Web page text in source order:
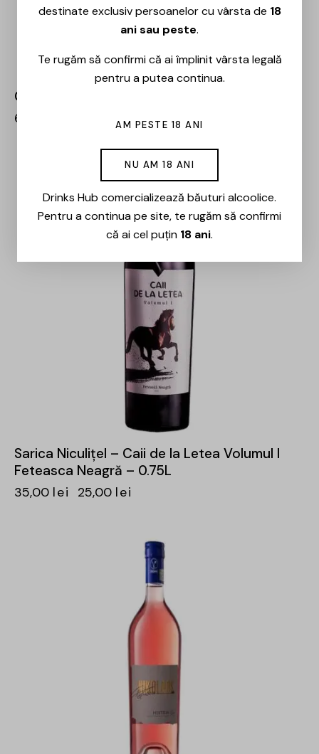
Crama Histria – Negru de Histria – 0.75L
61,00
Sarica Niculițel – Caii de la Letea Volumul I
Feteasca Neagră – 0.75L
35,00 lei 25,00 lei
destinate exclusiv persoanelor cu vârsta de 18
ani sau peste.
Te rugăm să confirmi că ai împlinit vârsta legală
pentru a putea continua.
AM PESTE 18 ANI
NU AM 18 ANI
Drinks Hub comercializează băuturi alcoolice.
Pentru a continua pe site, te rugăm să confirmi
că ai cel puțin 18 ani.